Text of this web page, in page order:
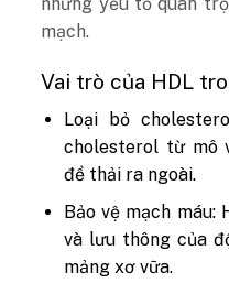
những yếu tố quan
mạch.
Vai trò của HDL
Loại bỏ
cholesterol từ mô
để thải ra ngoài.
Bảo vệ mạch
và lưu thông của
mảng xơ vữa.